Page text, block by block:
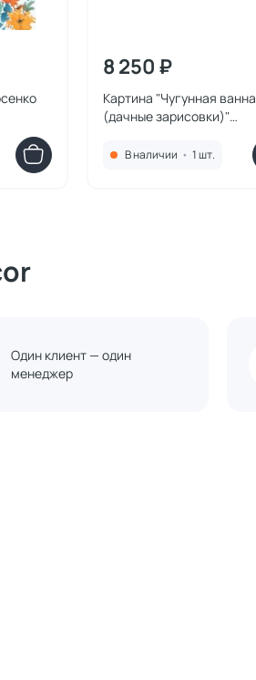
8 250 ₽
Картина "Чугунная ванна
(дачные зарисовки)"
В наличии • 1 шт.
Один клиент — один
менеджер